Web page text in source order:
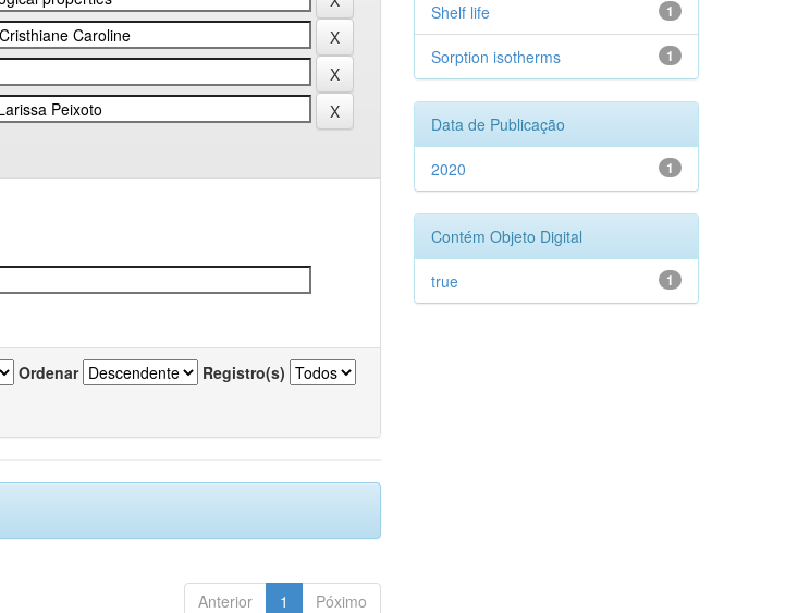
Ordenar Registro(s)
Anterior 1 Póximo
1
Shelf life
1
Sorption isotherms
Data de Publicação
1
2020
Contém Objeto Digital
1
true